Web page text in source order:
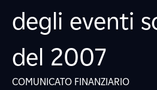
degli eventi
del 2007
COMUNICATO FINANZIARIO